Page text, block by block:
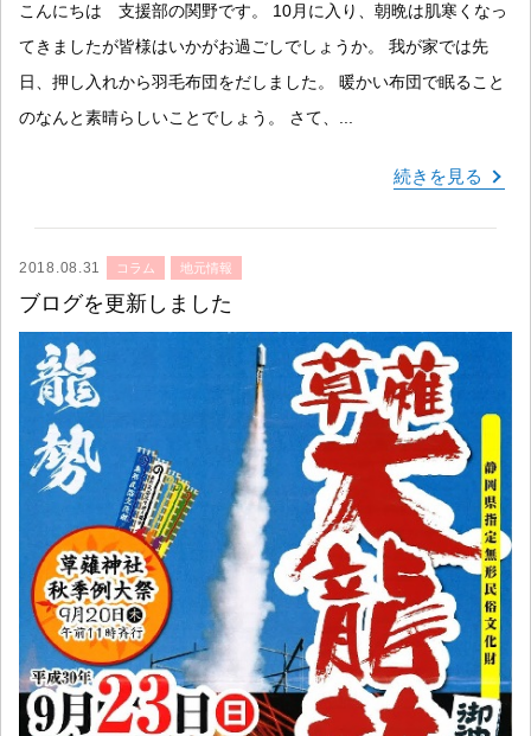
こんにちは 支援部の関野です。 10月に入り、朝晩は肌寒くなっ
てきましたが皆様はいかがお過ごしでしょうか。 我が家では先
日、押し入れから羽毛布団をだしました。 暖かい布団で眠ること
のなんと素晴らしいことでしょう。 さて、...
続きを見る
2018.08.31 コラム 地元情報
ブログを更新しました